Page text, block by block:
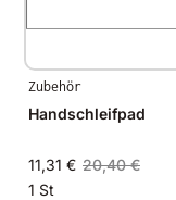
Zubehör
Handschleifpad
11,31 € 20,40 €
1 St